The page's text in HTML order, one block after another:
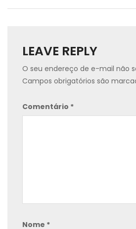
LEAVE REPLY
O seu endereço de e-mail não
Campos obrigatórios são
Comentário *
Nome *